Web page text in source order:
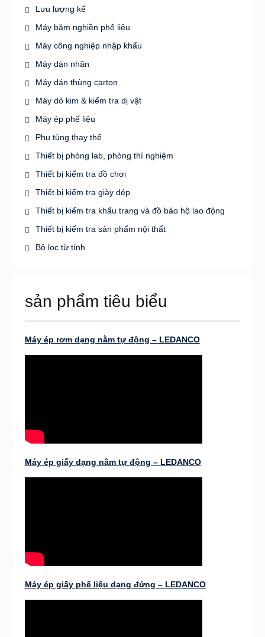
Lưu lượng kế
Máy băm nghiền phế liệu
Máy công nghiệp nhập khẩu
Máy dán nhãn
Máy dán thùng carton
Máy dò kim & kiểm tra dị vật
Máy ép phế liệu
Phụ tùng thay thế
Thiết bị phòng lab, phòng thí nghiệm
Thiết bị kiểm tra đồ chơi
Thiết bị kiểm tra giày dép
Thiết bị kiểm tra khẩu trang và đồ bảo hộ lao động
Thiết bị kiểm tra sản phẩm nội thất
Bộ lọc từ tính
sản phẩm tiêu biểu
Máy ép rơm dạng nằm tự động – LEDANCO
Máy ép giấy dạng nằm tự động – LEDANCO
Máy ép giấy phế liệu dạng đứng – LEDANCO